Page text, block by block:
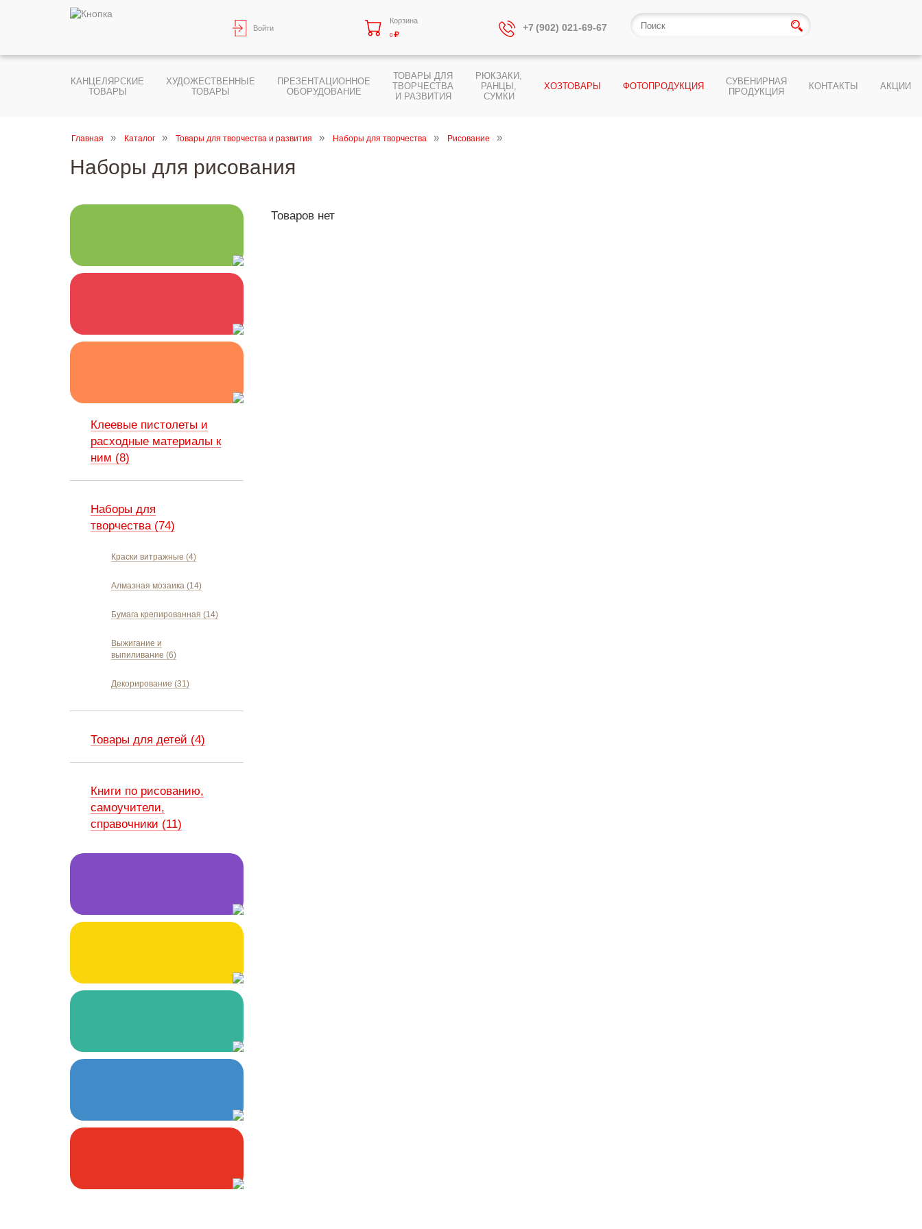
Войти
Корзина
0
+7 (902) 021-69-67
КАНЦЕЛЯРСКИЕ
ТОВАРЫ
ХУДОЖЕСТВЕННЫЕ
ТОВАРЫ
ПРЕЗЕНТАЦИОННОЕ
ОБОРУДОВАНИЕ
ТОВАРЫ ДЛЯ
ТВОРЧЕСТВА
И РАЗВИТИЯ
РЮКЗАКИ,
РАНЦЫ,
СУМКИ
ХОЗТОВАРЫ ФОТОПРОДУКЦИЯ
СУВЕНИРНАЯ
ПРОДУКЦИЯ
КОНТАКТЫ АКЦИИ
Главная Каталог Товары для творчества и развития Наборы для творчества Рисование
Наборы для рисования
Товаров нет
Клеевые пистолеты и
расходные материалы к
ним (8)
Наборы для
творчества (74)
Краски витражные (4)
Алмазная мозаика (14)
Бумага крепированная (14)
Выжигание и
выпиливание (6)
Декорирование (31)
Товары для детей (4)
Книги по рисованию,
самоучители,
справочники (11)